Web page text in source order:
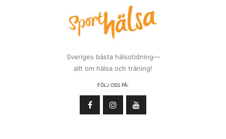
Sveriges bästa hälsotidning—
allt om hälsa och träning!
FÖLJ OSS PÅ: